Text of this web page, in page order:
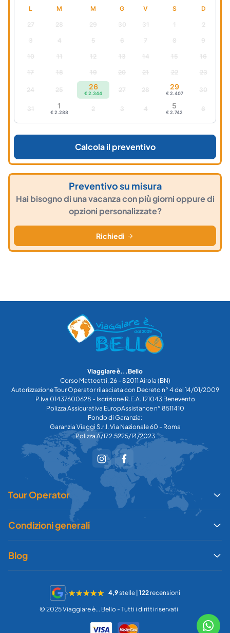
L M M G V S D
27 28 29 30 31 1 2
3 4 5 6 7 8 9
10 11 12 13 14 15 16
17 18 19 20 21 22 23
24 25 26
€ 2.344 27 28 29
€ 2.407 30
31 1
€ 2.288 2 3 4 5
€ 2.742 6
Calcola il preventivo
Preventivo su misura
Hai bisogno di una vacanza con più giorni oppure di
opzioni personalizzate?
Richiedi
Viaggiare è...Bello
Corso Matteotti, 26 - 82011 Airola (BN)
Autorizzazione Tour Operator rilasciata con Decreto n° 4 del 14/01/2009
P.Iva 01437600628 - Iscrizione R.E.A. 121043 Benevento
Polizza Assicurativa EuropAssistance n° 8511410
Fondo di Garanzia:
Garanzia Viaggi S.r.l. Via Nazionale 60 - Roma
Polizza A/172.5225/14/2023
Tour Operator
Condizioni generali
Blog
4,9stelle | 122 recensioni
© 2025 Viaggiare è... Bello - Tutti i diritti riservati